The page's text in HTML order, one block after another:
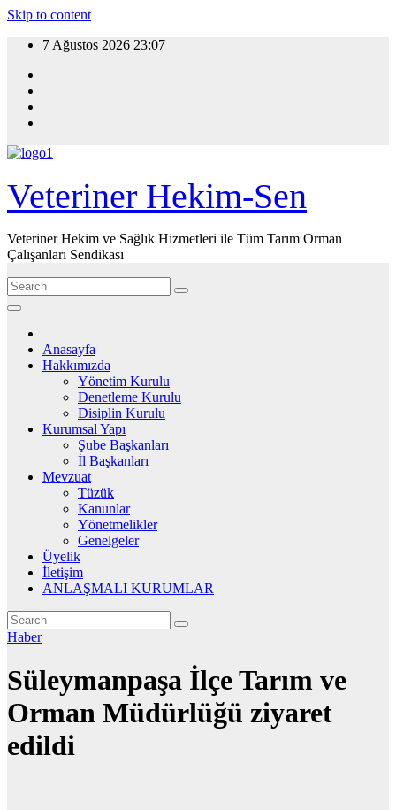
Skip to content
7 Ağustos 2026 23:07
Veteriner Hekim-Sen
Veteriner Hekim ve Sağlık Hizmetleri ile Tüm Tarım Orman
Çalışanları Sendikası
Anasayfa
Hakkımızda
Yönetim Kurulu
Denetleme Kurulu
Disiplin Kurulu
Kurumsal Yapı
Şube Başkanları
İl Başkanları
Mevzuat
Tüzük
Kanunlar
Yönetmelikler
Genelgeler
Üyelik
İletişim
ANLAŞMALI KURUMLAR
Haber
Süleymanpaşa İlçe Tarım ve
Orman Müdürlüğü ziyaret
edildi